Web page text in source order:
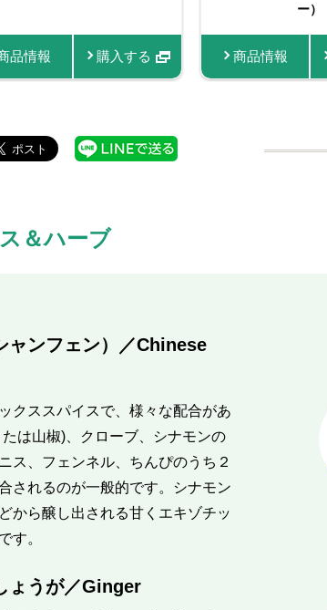
商品情報 商品情報
品情報 購入する 商品情報
ー）
商品情報商品情報
＆ハーブ
ャンフェン）／Chinese
クススパイスで、様々な配合があ
は山椒)、クローブ、シナモンの
ス、フェンネル、ちんぴのうち２
されるのが一般的です。シナモン
から醸し出される甘くエキゾチッ
す。
ょうが／Ginger